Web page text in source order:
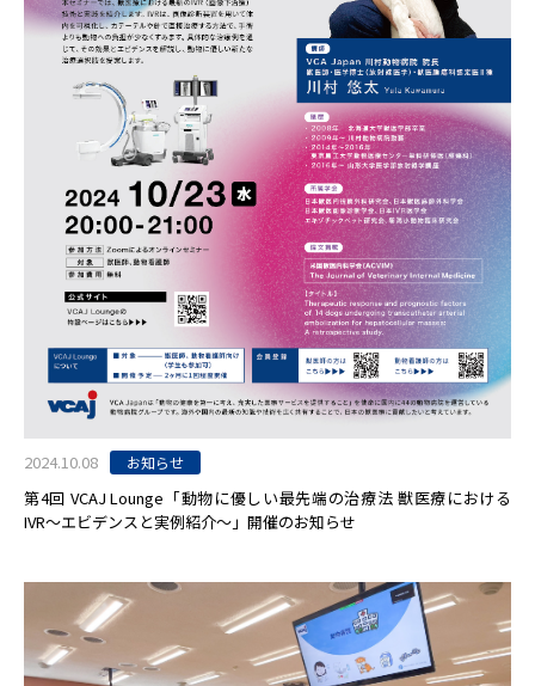
2024.10.08 お知らせ
第4回 VCAJ Lounge「動物に優しい最先端の治療法 獣医療における
IVR〜エビデンスと実例紹介〜」開催のお知らせ